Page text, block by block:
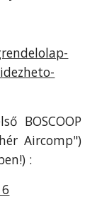
BOSCOOP
Aircomp")
: